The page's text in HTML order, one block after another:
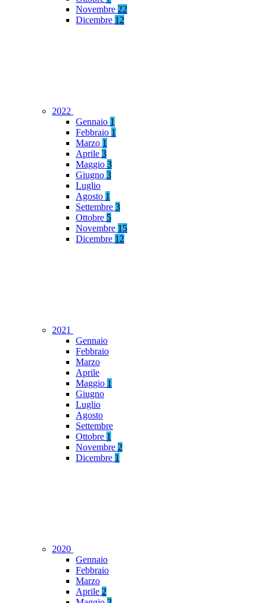
Novembre 22
Dicembre 12
2022
Gennaio 1
Febbraio 1
Marzo 1
Aprile 3
Maggio 3
Giugno 3
Luglio
Agosto 1
Settembre 3
Ottobre 5
Novembre 15
Dicembre 12
2021
Gennaio
Febbraio
Marzo
Aprile
Maggio 1
Giugno
Luglio
Agosto
Settembre
Ottobre 1
Novembre 2
Dicembre 1
2020
Gennaio
Febbraio
Marzo
Aprile 2